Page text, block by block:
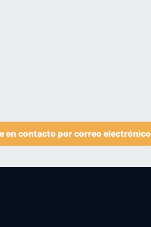
en contacto por correo electrónico